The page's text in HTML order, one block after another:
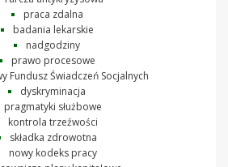
praca zdalna
badania lekarskie
nadgodziny
prawo procesowe
Fundusz Świadczeń Socjalnych
dyskryminacja
pragmatyki służbowe
kontrola trzeźwości
składka zdrowotna
nowy kodeks pracy